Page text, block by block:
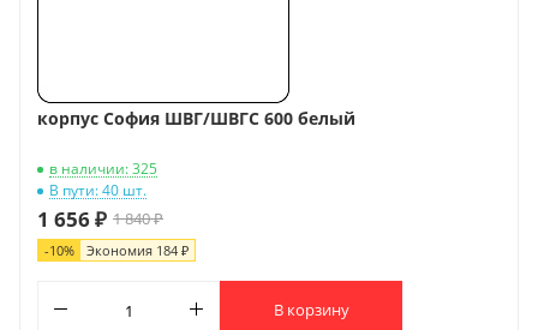
корпус София ШВГ/ШВГС 600 белый
в наличии: 325
В пути: 40 шт.
1 656 ₽ 1 840 ₽
-10% Экономия 184 ₽
В корзину